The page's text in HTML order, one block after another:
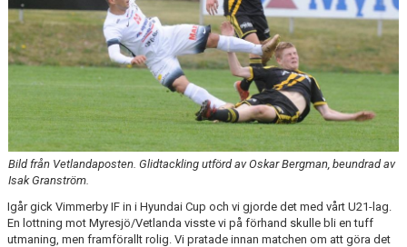
KONTAKT / BOKNING
Bild från Vetlandaposten. Glidtackling utförd av Oskar Bergman, beundrad av
Isak Granström.
Igår gick Vimmerby IF in i Hyundai Cup och vi gjorde det med vårt U21-lag.
En lottning mot Myresjö/Vetlanda visste vi på förhand skulle bli en tuff
utmaning, men framförallt rolig. Vi pratade innan matchen om att göra det